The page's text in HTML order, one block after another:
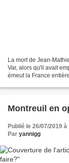
La mort de Jean-
Var, alors qu'il avait
émeut la France entière. Ce maire est mort dans l'exercice de ses
Montreuil en
Publié le 26/07/2019 à
Par yannigg